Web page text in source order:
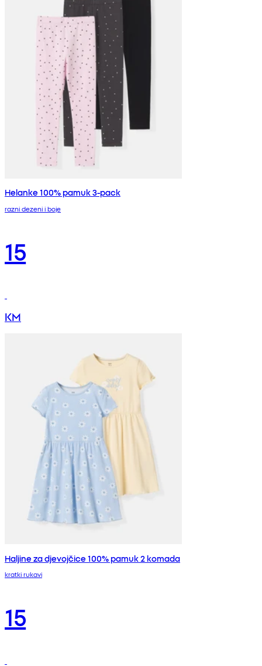
Helanke 100% pamuk 3-pack
razni dezeni i boje
15
KM
Haljine za djevojčice 100% pamuk 2 komada
kratki rukavi
15